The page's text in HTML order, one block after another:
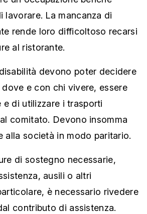
lavorare. La mancanza di
rende loro difficoltoso recarsi
al ristorante.
devono poter decidere
e con chi vivere, essere
e di utilizzare i trasporti
comitato. Devono insomma
alla società in modo paritario.
di sostegno necessarie,
ausili o altri
è necessario rivedere
contributo di assistenza.